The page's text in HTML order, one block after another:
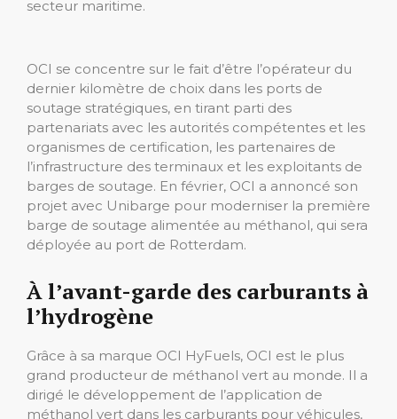
secteur maritime.
OCI se concentre sur le fait d’être l’opérateur du
dernier kilomètre de choix dans les ports de
soutage stratégiques, en tirant parti des
partenariats avec les autorités compétentes et les
organismes de certification, les partenaires de
l’infrastructure des terminaux et les exploitants de
barges de soutage. En février, OCI a annoncé son
projet avec Unibarge pour moderniser la première
barge de soutage alimentée au méthanol, qui sera
déployée au port de Rotterdam.
À l’avant-garde des carburants à
l’hydrogène
Grâce à sa marque OCI HyFuels, OCI est le plus
grand producteur de méthanol vert au monde. Il a
dirigé le développement de l’application de
méthanol vert dans les carburants pour véhicules,